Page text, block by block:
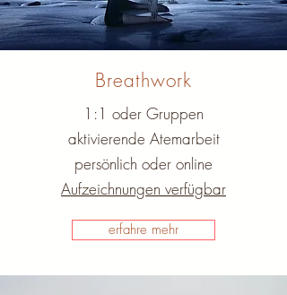
Breathwork
1:1 oder Gruppen
aktivierende Atemarbeit
persönlich oder online
Aufzeichnungen verfügbar
erfahre mehr